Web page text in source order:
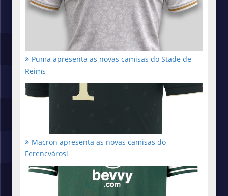
Puma apresenta as novas camisas do Stade de
Reims
Macron apresenta as novas camisas do
Ferencvárosi